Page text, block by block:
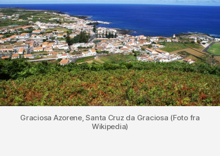
Graciosa Azorene, Santa Cruz da Graciosa (Foto fra
Wikipedia)